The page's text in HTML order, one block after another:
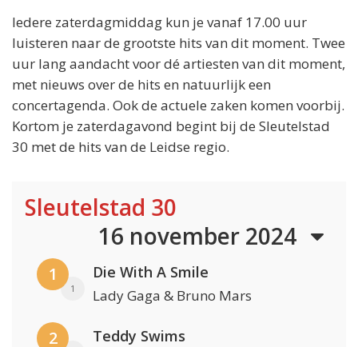
Iedere zaterdagmiddag kun je vanaf 17.00 uur
luisteren naar de grootste hits van dit moment. Twee
uur lang aandacht voor dé artiesten van dit moment,
met nieuws over de hits en natuurlijk een
concertagenda. Ook de actuele zaken komen voorbij.
Kortom je zaterdagavond begint bij de Sleutelstad
30 met de hits van de Leidse regio.
Sleutelstad 30
16 november 2024
1
1
Die With A Smile
Lady Gaga & Bruno Mars
2 Teddy Swims